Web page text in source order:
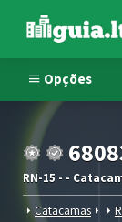
Opções
RN-15 - -
Catacamas